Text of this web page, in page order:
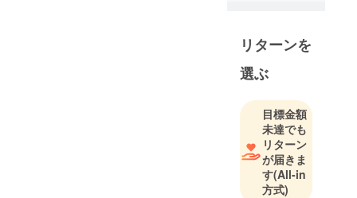
の三船邸修
船敏郎メモ
ラリー併設
のプロジェ
クトのため
の一般社団
法人
リターンを
選ぶ
目標金額
未達でも
リターン
が届きま
す(All-in
方式)